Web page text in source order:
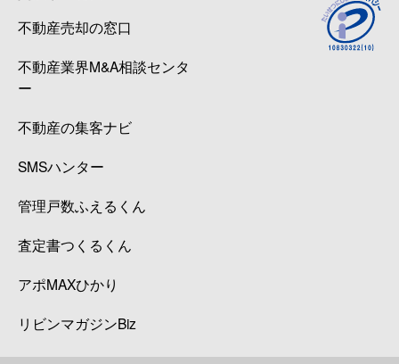
不動産売却の窓口
不動産業界M&A相談センタ
ー
不動産の集客ナビ
SMSハンター
管理戸数ふえるくん
査定書つくるくん
アポMAXひかり
リビンマガジンBiz